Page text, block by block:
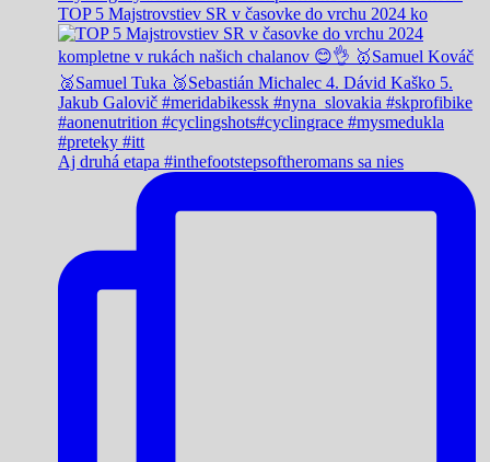
TOP 5 Majstrovstiev SR v časovke do vrchu 2024 ko
Aj druhá etapa #inthefootstepsoftheromans sa nies